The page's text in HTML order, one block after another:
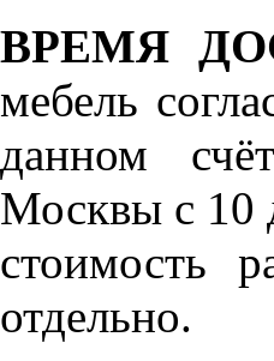
ВРЕМЯ
мебель
данном
Москвы с 10
стоимость
отдельно.